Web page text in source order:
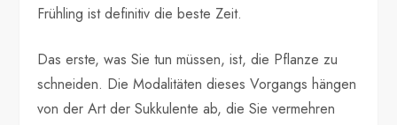
Frühling ist definitiv die beste Zeit.
Das erste, was Sie tun müssen, ist, die Pflanze zu
schneiden. Die Modalitäten dieses Vorgangs hängen
von der Art der Sukkulente ab, die Sie vermehren